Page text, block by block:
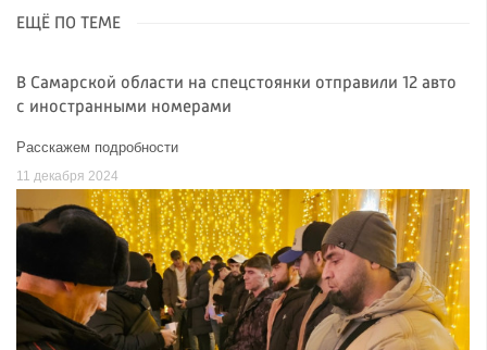
ЕЩЁ ПО ТЕМЕ
В Самарской области на спецстоянки отправили 12 авто
с иностранными номерами
Расскажем подробности
11 декабря 2024